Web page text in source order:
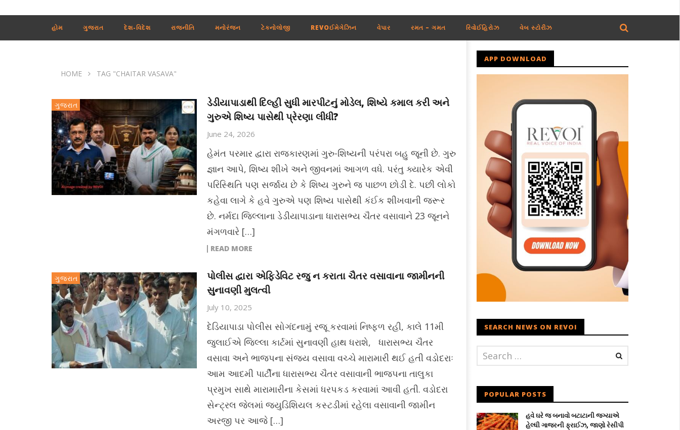
હોમ ગુજરાત દેશ-વિદેશ રાજનીતિ મનોરંજન ટેકનોલોજી REVOઈમેગેઝિન વેપાર રમત – ગમત રિવોઈહિરોઝ વેબ સ્ટોરીઝ
HOME TAG "CHAITAR VASAVA"
ગુજરાત
ડેડીયાપાડાથી દિલ્હી સુધી મારપીટનું મોડેલ, શિષ્યે કમાલ કરી અને
ગુરુએ શિષ્ય પાસેથી પ્રેરણા લીધી?
June 24, 2026
હેમંત પરમાર દ્વારા રાજકારણમાં ગુરુ-શિષ્યની પરંપરા બહુ જૂની છે. ગુરુ
જ્ઞાન આપે, શિષ્ય શીખે અને જીવનમાં આગળ વધે. પરંતુ ક્યારેક એવી
પરિસ્થિતિ પણ સર્જાય છે કે શિષ્ય ગુરુને જ પાછળ છોડી દે. પછી લોકો
કહેવા લાગે કે હવે ગુરુએ પણ શિષ્ય પાસેથી કંઈક શીખવાની જરૂર
છે. નર્મદા જિલ્લાના ડેડીયાપાડાના ધારાસભ્ય ચૈતર વસાવાને 23 જૂનને
મંગળવારે […]
READ MORE
ગુજરાત
પોલીસ દ્વારા એફિડેવિટ રજુ ન કરાતા ચૈતર વસાવાના જામીનની
સુનાવણી મુલત્વી
July 10, 2025
દેડિયાપાડા પોલીસ સોગંદનામું રજૂ કરવામાં નિષ્ફળ રહી, કાલે 11મી
જુલાઈએ જિલ્લા કાર્ટમાં સુનાવણી હાથ ધરાશે, ધારાસભ્ય ચૈતર
વસાવા અને ભાજપના સંજય વસાવા વચ્ચે મારામારી થઈ હતી વડોદરાઃ
આમ આદમી પાર્ટીના ધારાસભ્ય ચૈતર વસાવાની ભાજપના તાલુકા
પ્રમુખ સાથે મારામારીના કેસમાં ધરપકડ કરવામાં આવી હતી. વડોદરા
સેન્ટ્રલ જેલમાં જ્યુડિશિયલ કસ્ટડીમાં રહેલા વસાવાની જામીન
અરજી પર આજે […]
APP DOWNLOAD
SEARCH NEWS ON REVOI
POPULAR POSTS
હવે ઘરે જ બનાવો બટાટાની જગ્યાએ
હેલ્ધી ગાજરની ફ્રાઈઝ, જાણો રેસીપી